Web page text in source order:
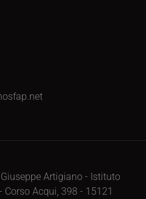
Artigiano - Istituto
Acqui, 398 - 15121